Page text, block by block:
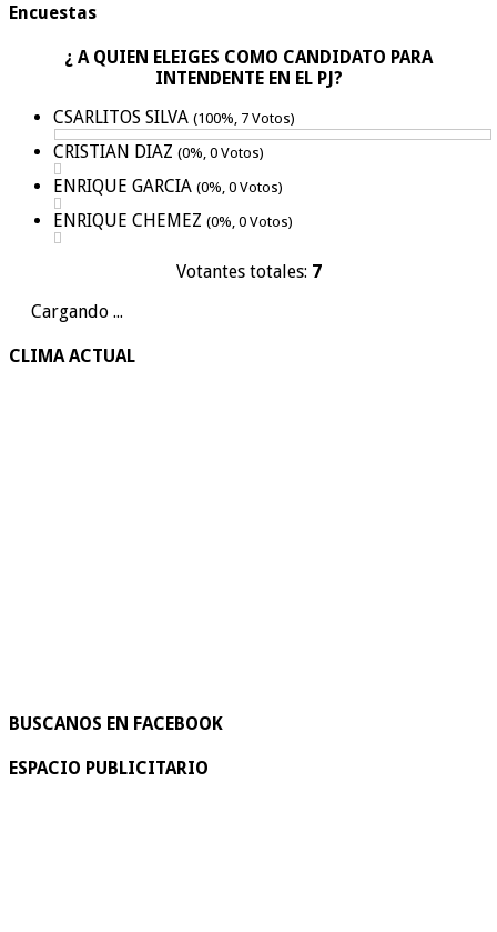
Encuestas
¿ A QUIEN ELEIGES COMO CANDIDATO PARA
INTENDENTE EN EL PJ?
CSARLITOS SILVA (100%, 7 Votos)
CRISTIAN DIAZ (0%, 0 Votos)
ENRIQUE GARCIA (0%, 0 Votos)
ENRIQUE CHEMEZ (0%, 0 Votos)
Votantes totales: 7
Cargando ...
CLIMA ACTUAL
BUSCANOS EN FACEBOOK
ESPACIO PUBLICITARIO